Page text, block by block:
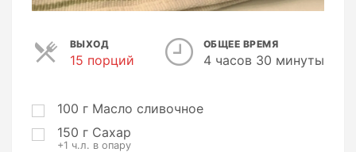
ВЫХОД
15 порций
ц
ОБЩЕЕ ВРЕМЯ
4 часов 30 минуты
100 г Масло сливочное
150 г Сахар
+1 ч.л. в опару